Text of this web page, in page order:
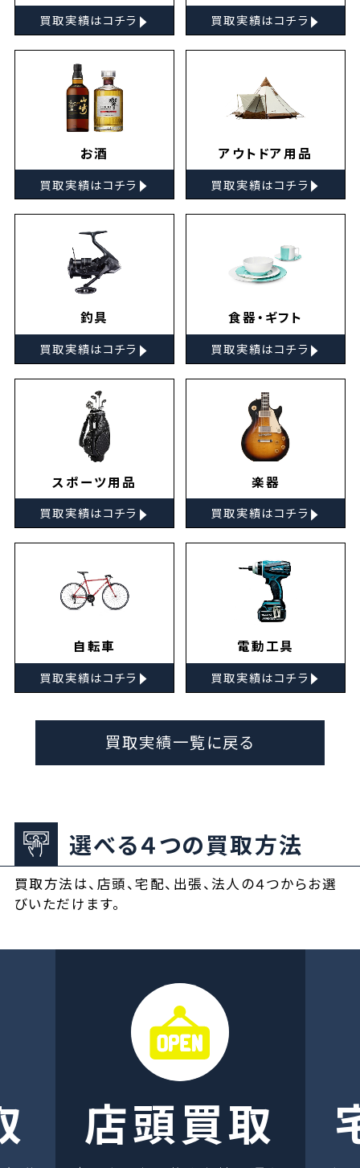
買取実績はコチラ ▸ 買取実績はコチラ ▸
お酒
買取実績はコチラ ▸
アウトドア用品
買取実績はコチラ ▸
釣具
買取実績はコチラ ▸
食器・ギフト
買取実績はコチラ ▸
スポーツ用品
買取実績はコチラ ▸
楽器
買取実績はコチラ ▸
自転車
買取実績はコチラ ▸
電動工具
買取実績はコチラ ▸
買取実績一覧に戻る
選べる４つの買取方法
買取方法は、店頭、宅配、出張、法人の４つからお選
びいただけます。
店頭買取